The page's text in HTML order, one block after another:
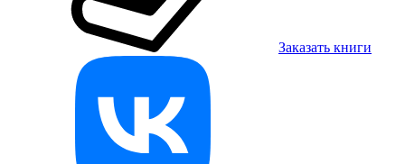
Заказать книги